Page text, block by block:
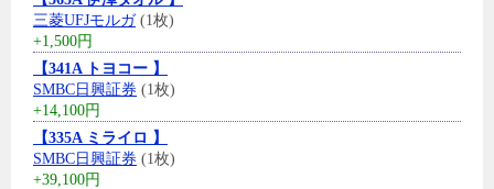
三菱UFJモルガ(1枚)
+1,500円
【341A トヨコー 】
SMBC日興証券 (1枚)
+14,100円
【335A ミライロ 】
SMBC日興証券 (1枚)
+39,100円